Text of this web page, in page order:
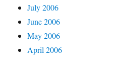
July 2006
June 2006
May 2006
April 2006